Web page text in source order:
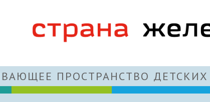
ПРОСТРАНСТВО